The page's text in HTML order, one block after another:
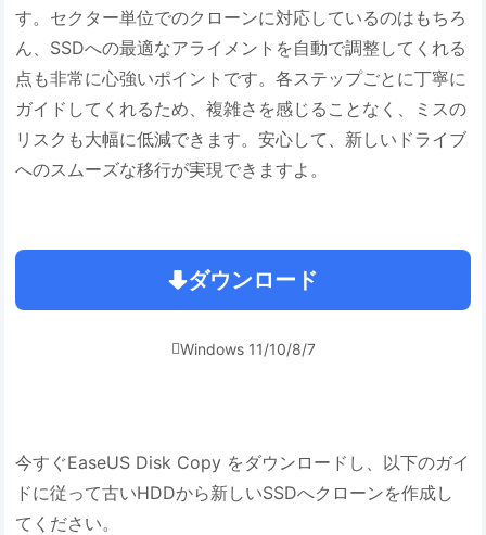
す。セクター単位でのクローンに対応しているのはもちろ
ん、SSDへの最適なアライメントを自動で調整してくれる
点も非常に心強いポイントです。各ステップごとに丁寧に
ガイドしてくれるため、複雑さを感じることなく、ミスの
リスクも大幅に低減できます。安心して、新しいドライブ
へのスムーズな移行が実現できますよ。
ダウンロード
Windows 11/10/8/7
今すぐEaseUS Disk Copy をダウンロードし、以下のガイ
ドに従って古いHDDから新しいSSDへクローンを作成し
てください。